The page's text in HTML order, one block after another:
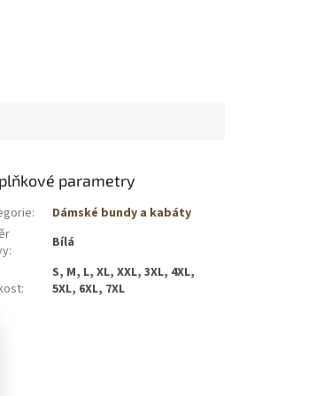
parametry
:
Dámské bundy a kabáty
:
Bílá
:
S, M, L, XL, XXL, 3XL, 4XL,
5XL, 6XL, 7XL